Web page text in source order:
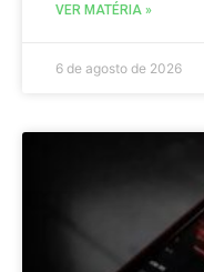
VER MATÉRIA »
6 de agosto de 2026